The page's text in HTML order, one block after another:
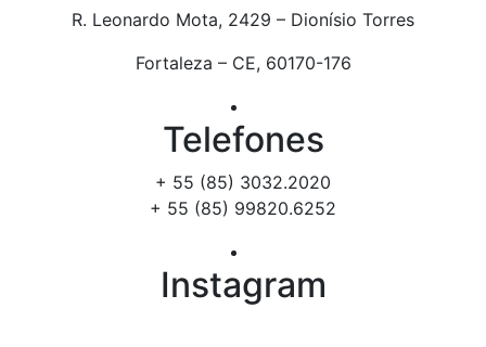
R. Leonardo Mota, 2429 – Dionísio Torres
Fortaleza – CE, 60170-176
Telefones
+ 55 (85) 3032.2020
+ 55 (85) 99820.6252
Instagram